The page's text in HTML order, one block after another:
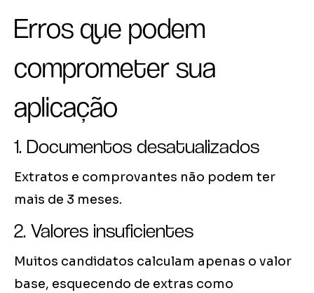
Erros que podem
comprometer sua
aplicação
1. Documentos desatualizados
Extratos e comprovantes não podem ter
mais de 3 meses.
2. Valores insuficientes
Muitos candidatos calculam apenas o valor
base, esquecendo de extras como